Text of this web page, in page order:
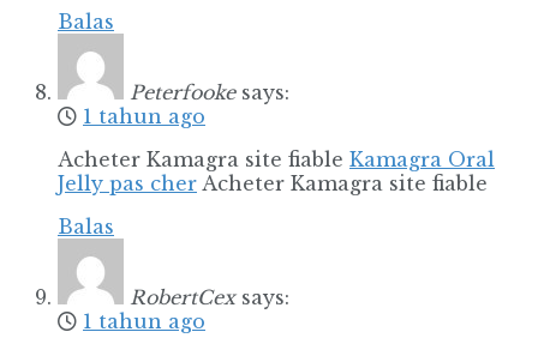
Balas
Peterfooke says:
1 tahun ago
Acheter Kamagra site fiable Kamagra Oral
Jelly pas cher Acheter Kamagra site fiable
Balas
RobertCex says:
1 tahun ago